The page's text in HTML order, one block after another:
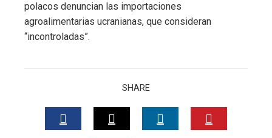
polacos denuncian las importaciones
agroalimentarias ucranianas, que consideran
“incontroladas”.
SHARE